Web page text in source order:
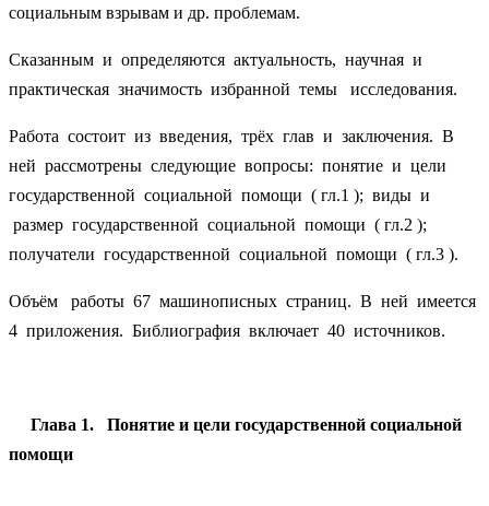
социальным взрывам и др. проблемам.
Сказанным и определяются актуальность, научная и
практическая значимость избранной темы исследования.
Работа состоит из введения, трёх глав и заключения. В
ней рассмотрены следующие вопросы: понятие и цели
государственной социальной помощи ( гл.1 ); виды и
размер государственной социальной помощи ( гл.2 );
получатели государственной социальной помощи ( гл.3 ).
Объём работы 67 машинописных страниц. В ней имеется
4 приложения. Библиография включает 40 источников.
Глава 1. Понятие и цели государственной социальной
помощи